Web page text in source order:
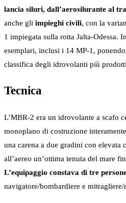
lancia siluri, dall’aerosilurante al
anche gli impieghi civili, con la
1 impiegata sulla rotta Jalta-Odessa.
esemplari, inclusi i 14 MP-1,
classifica degli idrovolanti più
Tecnica
L’MBR-2 era un idrovolante a scafo
monoplano di costruzione
una carena a due gradini con elevata
all’aereo un’ottima tenuta del mare
L’equipaggio constava di tre
navigatore/bombardiere e mitragliere/